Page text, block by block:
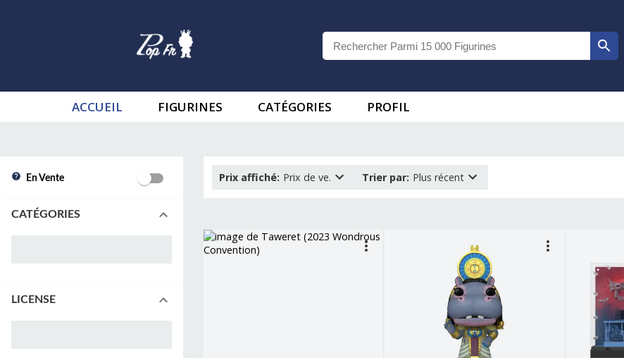
ACCUEIL FIGURINES CATÉGORIES PROFIL
En Vente
CATÉGORIES
LICENSE
Prix affiché: Prix de ve. Trier par: Plus récent